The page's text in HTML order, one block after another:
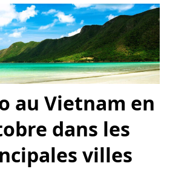
au Vietnam en
dans les
villes